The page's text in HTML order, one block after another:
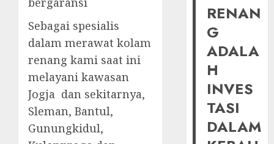
Sebagai spesialis
dalam merawat kolam
renang kami saat ini
melayani kawasan
Jogja dan sekitarnya,
Sleman, Bantul,
Gunungkidul,
RENAN
G
ADALA
H
INVES
TASI
DALAM